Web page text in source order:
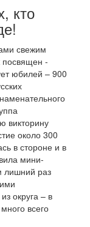
кто
свежим
посвящен -
юбилей – 900
викторину
около 300
в стороне и в
мини-
лишний раз
округа – в
всего